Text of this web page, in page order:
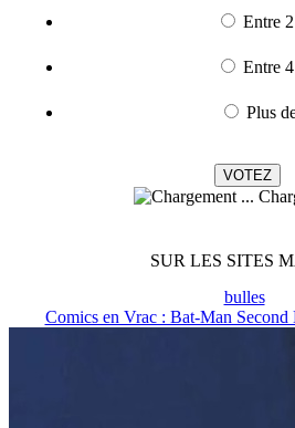
Entre
Entre
Plus
SUR LES SITES
bulles
Comics en Vrac : Bat-Man